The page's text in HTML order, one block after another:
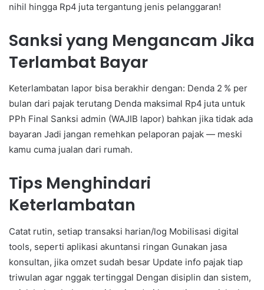
nihil hingga Rp4 juta tergantung jenis pelanggaran!
Sanksi yang Mengancam Jika
Terlambat Bayar
Keterlambatan lapor bisa berakhir dengan: Denda 2 % per
bulan dari pajak terutang Denda maksimal Rp4 juta untuk
PPh Final Sanksi admin (WAJIB lapor) bahkan jika tidak ada
bayaran Jadi jangan remehkan pelaporan pajak — meski
kamu cuma jualan dari rumah.
Tips Menghindari
Keterlambatan
Catat rutin, setiap transaksi harian/log Mobilisasi digital
tools, seperti aplikasi akuntansi ringan Gunakan jasa
konsultan, jika omzet sudah besar Update info pajak tiap
triwulan agar nggak tertinggal Dengan disiplin dan sistem,